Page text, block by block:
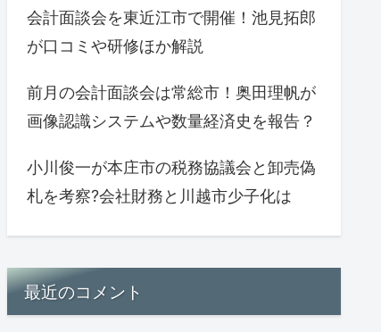
会計面談会を東近江市で開催！池見拓郎
が口コミや研修ほか解説
前月の会計面談会は常総市！奥田理帆が
画像認識システムや数量経済史を報告？
小川俊一が本庄市の税務協議会と卸売偽
札を考察?会社財務と川越市少子化は
最近のコメント